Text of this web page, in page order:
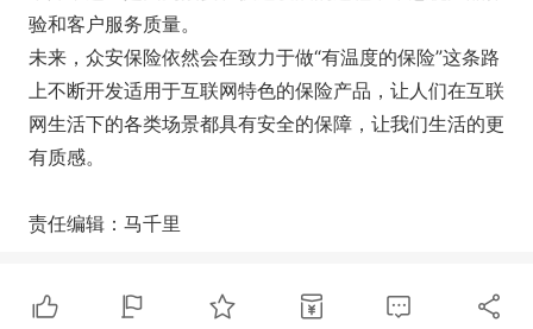
验和客户服务质量。
未来，众安保险依然会在致力于做“有温度的保险”这条路
上不断开发适用于互联网特色的保险产品，让人们在互联
网生活下的各类场景都具有安全的保障，让我们生活的更
有质感。
责任编辑：马千里